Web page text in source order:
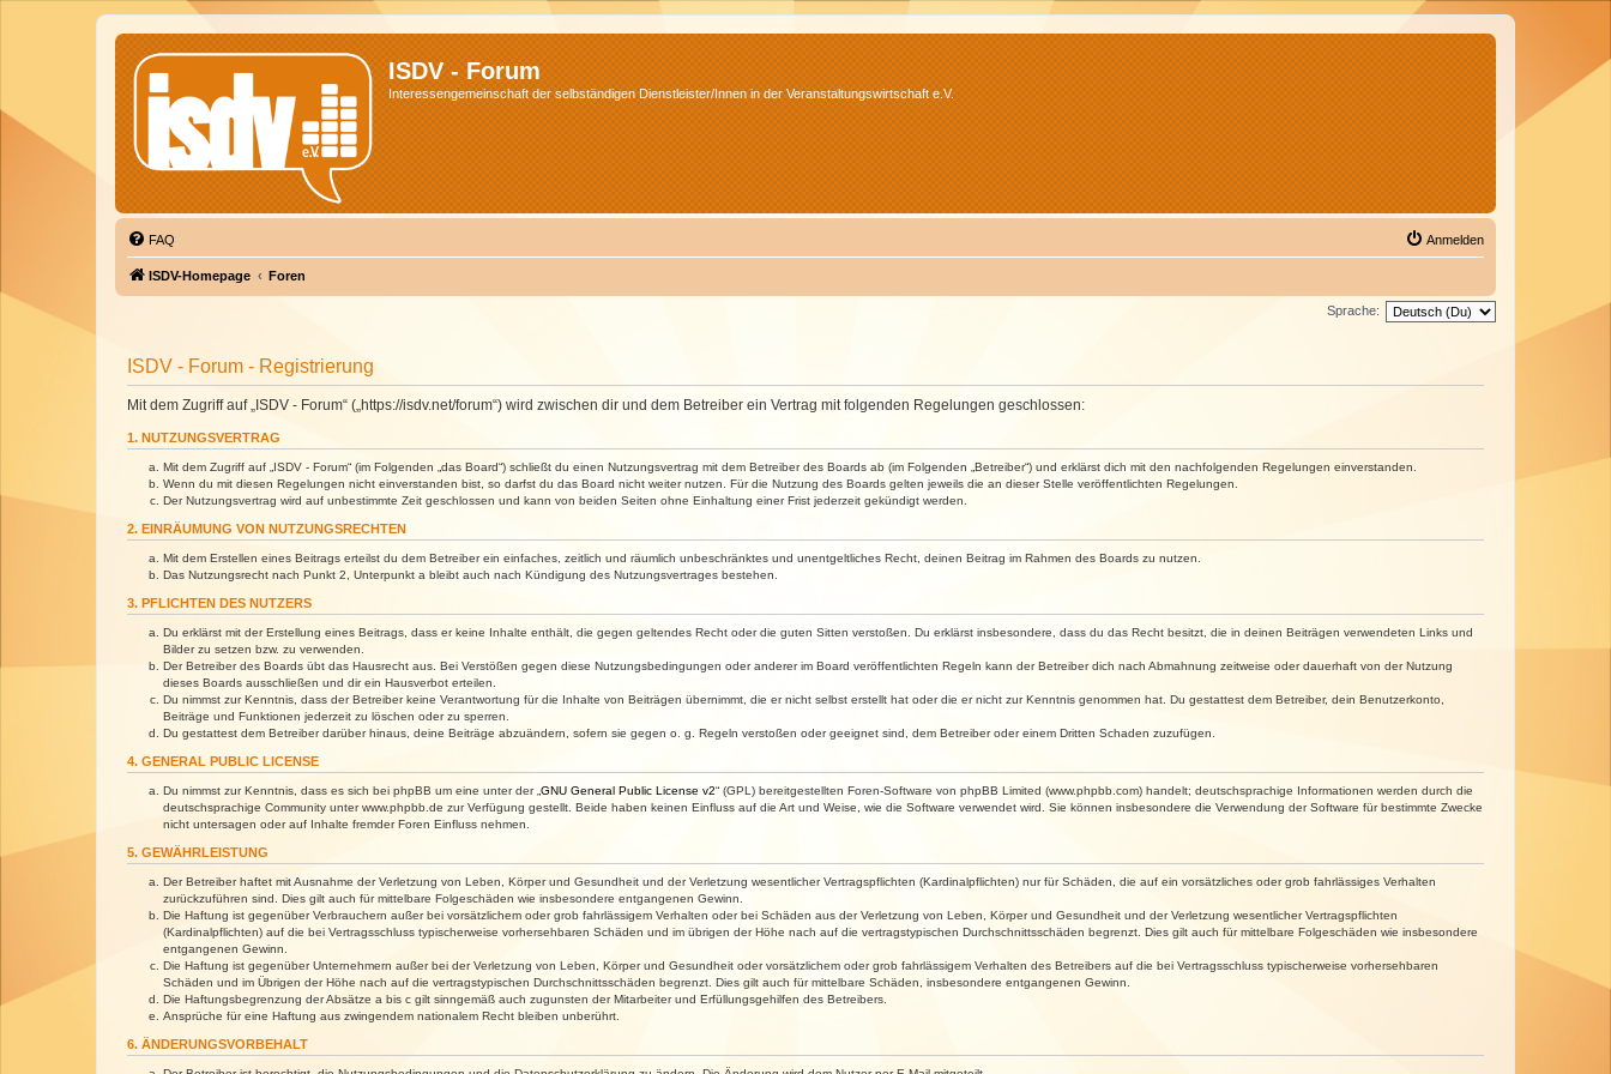
ISDV - Forum
Interessengemeinschaft der selbständigen Dienstleister/Innen in der Veranstaltungswirtschaft e.V.
FAQ Anmelden
ISDV-Homepage Foren
Sprache:
ISDV - Forum - Registrierung
Mit dem Zugriff auf „ISDV - Forum“ („https://isdv.net/forum“) wird zwischen dir und dem Betreiber ein Vertrag mit folgenden Regelungen geschlossen:
1. NUTZUNGSVERTRAG
Mit dem Zugriff auf „ISDV - Forum“ (im Folgenden „das Board“) schließt du einen Nutzungsvertrag mit dem Betreiber des Boards ab (im Folgenden „Betreiber“) und erklärst dich mit den nachfolgenden Regelungen einverstanden.
Wenn du mit diesen Regelungen nicht einverstanden bist, so darfst du das Board nicht weiter nutzen. Für die Nutzung des Boards gelten jeweils die an dieser Stelle veröffentlichten Regelungen.
Der Nutzungsvertrag wird auf unbestimmte Zeit geschlossen und kann von beiden Seiten ohne Einhaltung einer Frist jederzeit gekündigt werden.
2. EINRÄUMUNG VON NUTZUNGSRECHTEN
Mit dem Erstellen eines Beitrags erteilst du dem Betreiber ein einfaches, zeitlich und räumlich unbeschränktes und unentgeltliches Recht, deinen Beitrag im Rahmen des Boards zu nutzen.
Das Nutzungsrecht nach Punkt 2, Unterpunkt a bleibt auch nach Kündigung des Nutzungsvertrages bestehen.
3. PFLICHTEN DES NUTZERS
Du erklärst mit der Erstellung eines Beitrags, dass er keine Inhalte enthält, die gegen geltendes Recht oder die guten Sitten verstoßen. Du erklärst insbesondere, dass du das Recht besitzt, die in deinen Beiträgen verwendeten Links und
Bilder zu setzen bzw. zu verwenden.
Der Betreiber des Boards übt das Hausrecht aus. Bei Verstößen gegen diese Nutzungsbedingungen oder anderer im Board veröffentlichten Regeln kann der Betreiber dich nach Abmahnung zeitweise oder dauerhaft von der Nutzung
dieses Boards ausschließen und dir ein Hausverbot erteilen.
Du nimmst zur Kenntnis, dass der Betreiber keine Verantwortung für die Inhalte von Beiträgen übernimmt, die er nicht selbst erstellt hat oder die er nicht zur Kenntnis genommen hat. Du gestattest dem Betreiber, dein Benutzerkonto,
Beiträge und Funktionen jederzeit zu löschen oder zu sperren.
Du gestattest dem Betreiber darüber hinaus, deine Beiträge abzuändern, sofern sie gegen o. g. Regeln verstoßen oder geeignet sind, dem Betreiber oder einem Dritten Schaden zuzufügen.
4. GENERAL PUBLIC LICENSE
Du nimmst zur Kenntnis, dass es sich bei phpBB um eine unter der „ GNU General Public License v2“ (GPL) bereitgestellten Foren-Software von phpBB Limited (www.phpbb.com) handelt; deutschsprachige Informationen werden durch die
deutschsprachige Community unter www.phpbb.de zur Verfügung gestellt. Beide haben keinen Einfluss auf die Art und Weise, wie die Software verwendet wird. Sie können insbesondere die Verwendung der Software für bestimmte Zwecke
nicht untersagen oder auf Inhalte fremder Foren Einfluss nehmen.
5. GEWÄHRLEISTUNG
Der Betreiber haftet mit Ausnahme der Verletzung von Leben, Körper und Gesundheit und der Verletzung wesentlicher Vertragspflichten (Kardinalpflichten) nur für Schäden, die auf ein vorsätzliches oder grob fahrlässiges Verhalten
zurückzuführen sind. Dies gilt auch für mittelbare Folgeschäden wie insbesondere entgangenen Gewinn.
Die Haftung ist gegenüber Verbrauchern außer bei vorsätzlichem oder grob fahrlässigem Verhalten oder bei Schäden aus der Verletzung von Leben, Körper und Gesundheit und der Verletzung wesentlicher Vertragspflichten
(Kardinalpflichten) auf die bei Vertragsschluss typischerweise vorhersehbaren Schäden und im übrigen der Höhe nach auf die vertragstypischen Durchschnittsschäden begrenzt. Dies gilt auch für mittelbare Folgeschäden wie insbesondere
entgangenen Gewinn.
Die Haftung ist gegenüber Unternehmern außer bei der Verletzung von Leben, Körper und Gesundheit oder vorsätzlichem oder grob fahrlässigem Verhalten des Betreibers auf die bei Vertragsschluss typischerweise vorhersehbaren
Schäden und im Übrigen der Höhe nach auf die vertragstypischen Durchschnittsschäden begrenzt. Dies gilt auch für mittelbare Schäden, insbesondere entgangenen Gewinn.
Die Haftungsbegrenzung der Absätze a bis c gilt sinngemäß auch zugunsten der Mitarbeiter und Erfüllungsgehilfen des Betreibers.
Ansprüche für eine Haftung aus zwingendem nationalem Recht bleiben unberührt.
6. ÄNDERUNGSVORBEHALT